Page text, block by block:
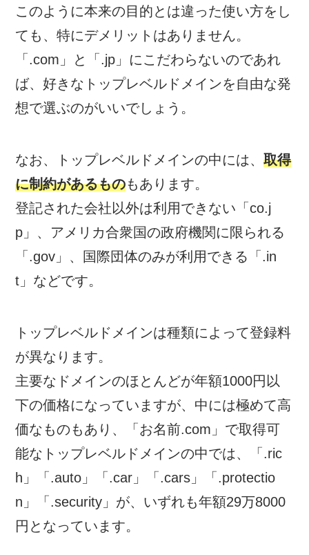
このように本来の目的とは違った使い方をし
ても、特にデメリットはありません。
「.com」と「.jp」にこだわらないのであれ
ば、好きなトップレベルドメインを自由な発
想で選ぶのがいいでしょう。
なお、トップレベルドメインの中には、取得
に制約があるものもあります。
登記された会社以外は利用できない「co.j
p」、アメリカ合衆国の政府機関に限られる
「.gov」、国際団体のみが利用できる「.in
t」などです。
トップレベルドメインは種類によって登録料
が異なります。
主要なドメインのほとんどが年額1000円以
下の価格になっていますが、中には極めて高
価なものもあり、「お名前.com」で取得可
能なトップレベルドメインの中では、「.ric
h」「.auto」「.car」「.cars」「.protectio
n」「.security」が、いずれも年額29万8000
円となっています。